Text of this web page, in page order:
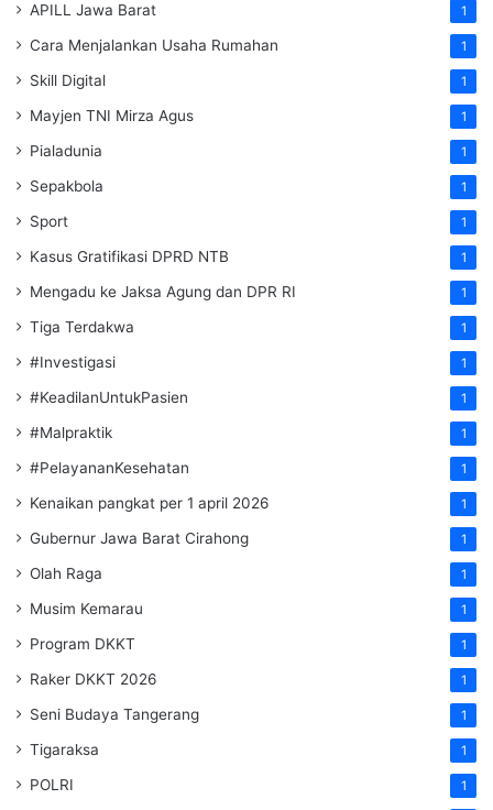
APILL Jawa Barat 1
Cara Menjalankan Usaha Rumahan 1
Skill Digital 1
Mayjen TNI Mirza Agus 1
Pialadunia 1
Sepakbola 1
Sport 1
Kasus Gratifikasi DPRD NTB 1
Mengadu ke Jaksa Agung dan DPR RI 1
Tiga Terdakwa 1
#Investigasi 1
#KeadilanUntukPasien 1
#Malpraktik 1
#PelayananKesehatan 1
Kenaikan pangkat per 1 april 2026 1
Gubernur Jawa Barat Cirahong 1
Olah Raga 1
Musim Kemarau 1
Program DKKT 1
Raker DKKT 2026 1
Seni Budaya Tangerang 1
Tigaraksa 1
POLRI 1